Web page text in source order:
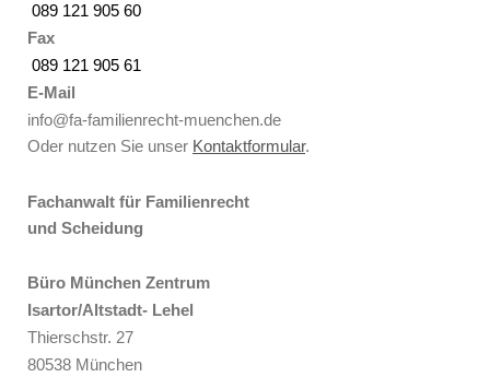
089 121 905 60
Fax
089 121 905 61
E-Mail
info@fa-familienrecht-muenchen.de
Oder nutzen Sie unser Kontaktformular.
Fachanwalt für Familienrecht
und Scheidung
Büro München Zentrum
Isartor/Altstadt- Lehel
Thierschstr. 27
80538 München